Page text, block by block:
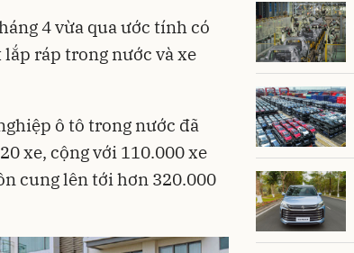
4 vừa qua ước tính có
lắp ráp trong nước và xe
ô tô trong nước đã
xe, cộng với 110.000 xe
cung lên tới hơn 320.000